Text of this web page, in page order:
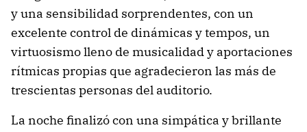
y una sensibilidad sorprendentes, con un
excelente control de dinámicas y tempos, un
virtuosismo lleno de musicalidad y aportaciones
rítmicas propias que agradecieron las más de
trescientas personas del auditorio.
La noche finalizó con una simpática y brillante